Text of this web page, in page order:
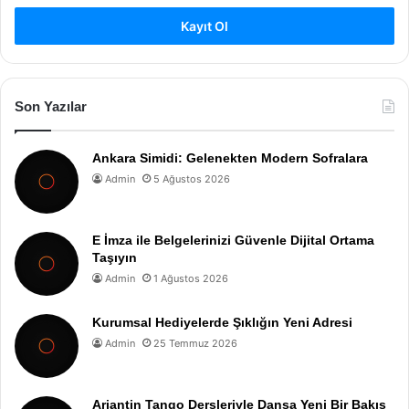
Kayıt Ol
Son Yazılar
Ankara Simidi: Gelenekten Modern Sofralara
Admin 5 Ağustos 2026
E İmza ile Belgelerinizi Güvenle Dijital Ortama
Taşıyın
Admin 1 Ağustos 2026
Kurumsal Hediyelerde Şıklığın Yeni Adresi
Admin 25 Temmuz 2026
Arjantin Tango Dersleriyle Dansa Yeni Bir Bakış